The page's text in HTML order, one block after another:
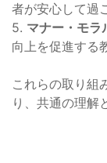
者が安心して過
5. マナー・モラ
向上を促進する
これらの取り組
り、共通の理解